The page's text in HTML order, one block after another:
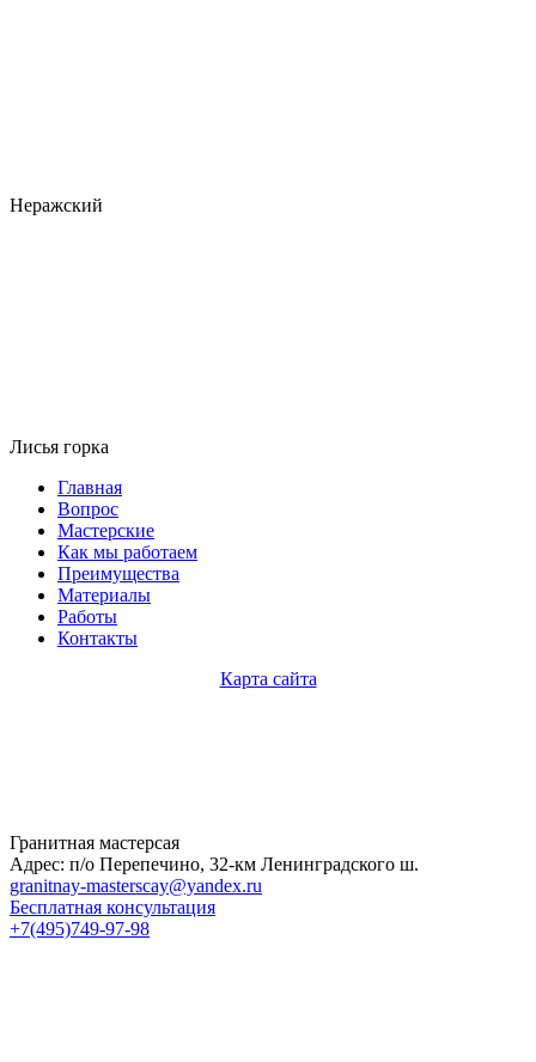
Неражский
Лисья горка
Главная
Вопрос
Мастерские
Как мы работаем
Преимущества
Материалы
Работы
Контакты
Карта сайта
Гранитная мастерсая
Адрес: п/о Перепечино, 32-км Ленинградского ш.
granitnay-masterscay@yandex.ru
Бесплатная консультация
+7(495)749-97-98